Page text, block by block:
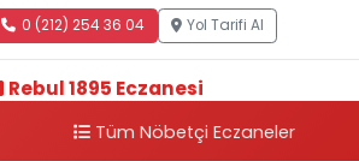
0 (212) 254 36 04 Yol Tarifi Al
Rebul 1895 Eczanesi
Sokak, 3B Akbank Sanat karşısı, Fransız
Tüm Nöbetçi Eczaneler